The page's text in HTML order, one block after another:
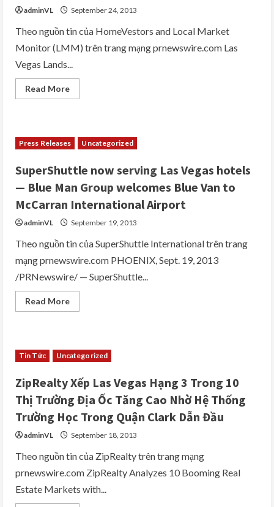
Tháng
adminVL September 24, 2013
Theo nguồn tin của HomeVestors and Local Market
Monitor (LMM) trên trang mạng prnewswire.com Las
Vegas Lands...
Read MoreRead
more
Market
Monitor
Xếp
Las
Vegas
Hạng
1
Trong
Thị
Địa
Ốc
Đầu
Nhiều
Trong
Hoa
Kỳ
Press Releases Uncategorized
SuperShuttle now serving Las Vegas hotels
— Blue Man Group welcomes Blue Van to
McCarran International Airport
adminVL September 19, 2013
Theo nguồn tin của SuperShuttle International trên trang
mạng prnewswire.com PHOENIX, Sept. 19, 2013
/PRNewswire/ — SuperShuttle...
Read MoreRead
more
Las
Vegas
—
Blue
Man
Group
welcomes
Blue
to
International
Airport
Tin Tức Uncategorized
ZipRealty Xếp Las Vegas Hạng 3 Trong 10
Thị Trường Địa Ốc Tăng Cao Nhờ Hệ Thống
Trường Học Trong Quận Clark Dẫn Đầu
adminVL September 18, 2013
Theo nguồn tin của ZipRealty trên trang mạng
prnewswire.com ZipRealty Analyzes 10 Booming Real
Estate Markets with...